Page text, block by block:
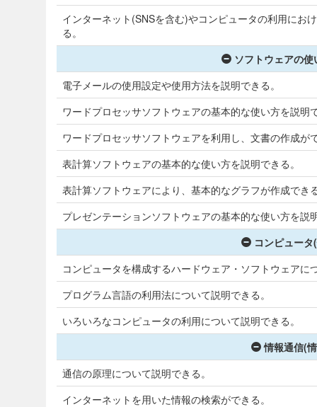
インターネット(SNSを含む)やコンピュータの利用にお
る。
ソフトウェアの
電子メールの使用設定や使用方法を説明できる。
ワードプロセッサソフトウェアの基本的な使い方を説明
ワードプロセッサソフトウェアを利用し、文書の作成が
表計算ソフトウェアの基本的な使い方を説明できる。
表計算ソフトウェアにより、基本的なグラフが作成でき
プレゼンテーションソフトウェアの基本的な使い方を説
コンピュー
コンピュータを構成するハードウェア・ソフトウェアに
プログラム言語の利用法について説明できる。
いろいろなコンピュータの利用について説明できる。
情報通信(
通信の原理について説明できる。
インターネットを用いた情報の検索ができる。